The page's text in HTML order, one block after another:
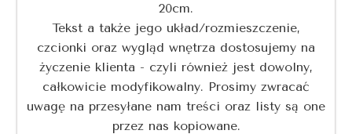
20cm.
Tekst a także jego układ/rozmieszczenie,
czcionki oraz wygląd wnętrza dostosujemy na
życzenie klienta - czyli również jest dowolny,
całkowicie modyfikowalny. Prosimy zwracać
uwagę na przesyłane nam treści oraz listy są one
przez nas kopiowane.